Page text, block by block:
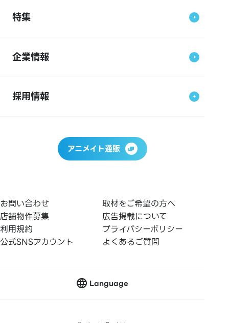
特集
企業情報
採用情報
アニメイト通販
お問い合わせ
取材をご希望の方へ
店舗物件募集
広告掲載について
利用規約
プライバシーポリシー
公式SNSアカウント
よくあるご質問
Language